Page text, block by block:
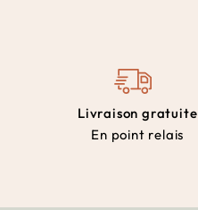
Livraison gratuite
En point relais